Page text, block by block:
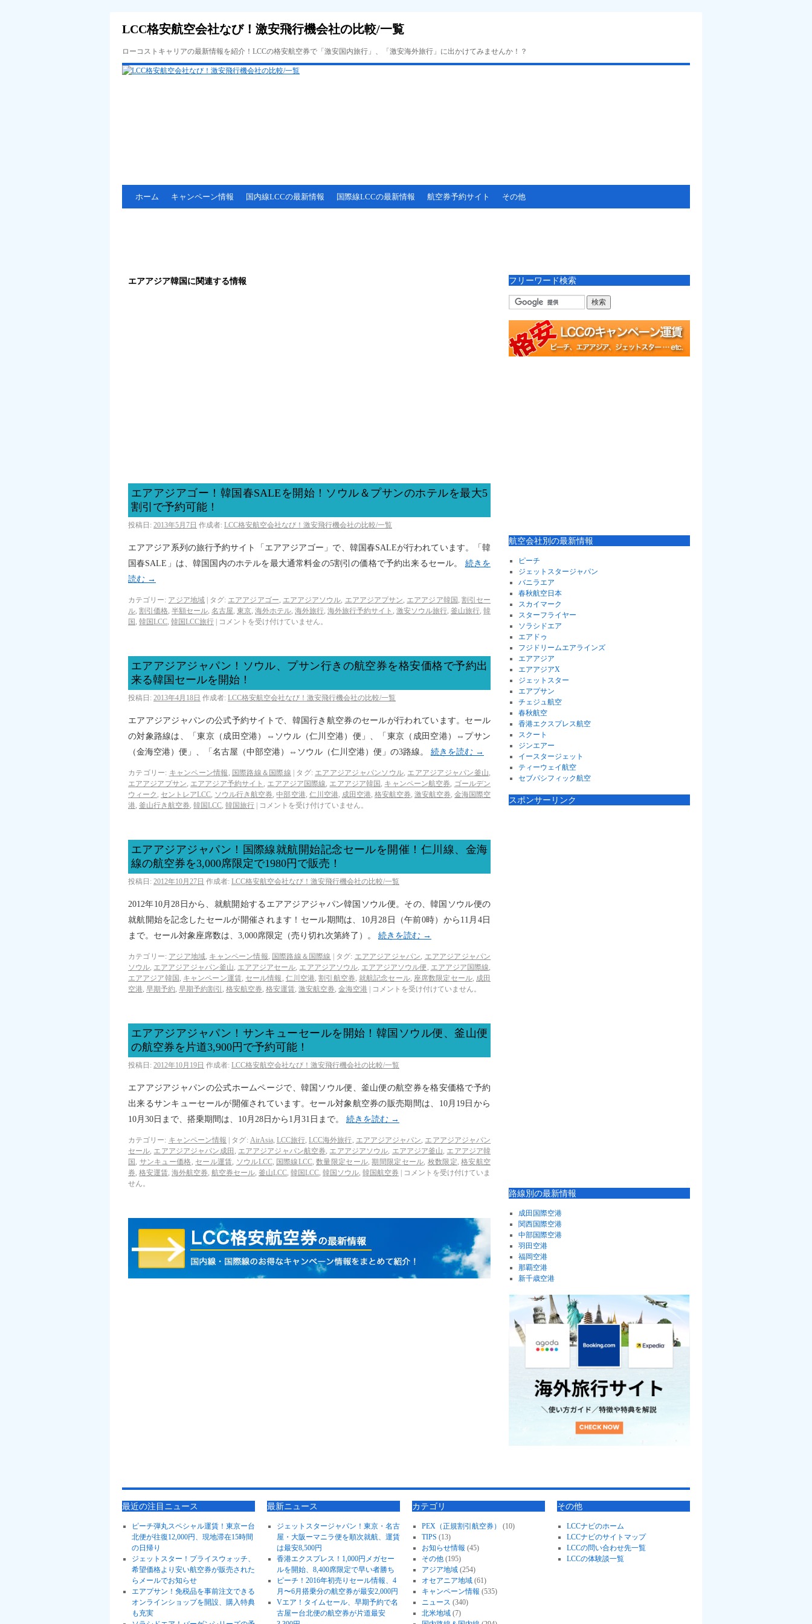
LCC格安航空会社なび！激安飛行機会社の比較/一覧
ローコストキャリアの最新情報を紹介！LCCの格安航空券で「激安国内旅行」、「激安海外旅行」に出かけてみませんか！？
ホーム キャンペーン情報 国内線LCCの最新情報 国際線LCCの最新情報 航空券予約サイト その他
エアアジア韓国に関連する情報
エアアジアゴー！韓国春SALEを開始！ソウル＆プサンのホテルを最大5
割引で予約可能！
投稿日: 2013年5月7日 作成者: LCC格安航空会社なび！激安飛行機会社の比較/一覧
エアアジア系列の旅行予約サイト「エアアジアゴー」で、韓国春SALEが行われています。「韓
国春SALE」は、韓国国内のホテルを最大通常料金の5割引の価格で予約出来るセール。 続きを
読む →
カテゴリー: アジア地域 タグ: エアアジアゴー, エアアジアソウル, エアアジアプサン, エアアジア韓国 , 割引セー
ル, 割引価格, 半額セール, 名古屋, 東京, 海外ホテル, 海外旅行, 海外旅行予約サイト , 激安ソウル旅行, 釜山旅行, 韓
国 , 韓国LCC, 韓国LCC旅行 コメントを受け付けていません。
エアアジアジャパン！ソウル、プサン行きの航空券を格安価格で予約出
来る韓国セールを開始！
投稿日: 2013年4月18日 作成者: LCC格安航空会社なび！激安飛行機会社の比較/一覧
エアアジアジャパンの公式予約サイトで、韓国行き航空券のセールが行われています。セール
の対象路線は、「東京（成田空港）⇔ソウル（仁川空港）便」、「東京（成田空港）⇔プサン
（金海空港）便」、「名古屋（中部空港）⇔ソウル（仁川空港）便」の3路線。 続きを読む →
カテゴリー: キャンペーン情報 , 国際路線＆国際線 タグ: エアアジアジャパンソウル, エアアジアジャパン釜山,
エアアジアプサン, エアアジア予約サイト , エアアジア国際線, エアアジア韓国 , キャンペーン航空券, ゴールデン
ウィーク , セントレアLCC, ソウル行き航空券,中部空港, 仁川空港, 成田空港, 格安航空券, 激安航空券,金海国際空
港, 釜山行き航空券, 韓国LCC, 韓国旅行 コメントを受け付けていません。
エアアジアジャパン！国際線就航開始記念セールを開催！仁川線、金海
線の航空券を3,000席限定で1980円で販売！
投稿日: 2012年10月27日 作成者: LCC格安航空会社なび！激安飛行機会社の比較/一覧
2012年10月28日から、就航開始するエアアジアジャパン韓国ソウル便。その、韓国ソウル便の
就航開始を記念したセールが開催されます！セール期間は、10月28日（午前0時）から11月4日
まで。セール対象座席数は、3,000席限定（売り切れ次第終了）。 続きを読む →
カテゴリー: アジア地域, キャンペーン情報, 国際路線＆国際線 タグ: エアアジアジャパン, エアアジアジャパン
ソウル, エアアジアジャパン釜山, エアアジアセール, エアアジアソウル, エアアジアソウル便 , エアアジア国際線,
エアアジア韓国 , キャンペーン運賃, セール情報 , 仁川空港,割引航空券, 就航記念セール, 座席数限定セール, 成田
空港, 早期予約, 早期予約割引 , 格安航空券, 格安運賃, 激安航空券, 金海空港 コメントを受け付けていません。
エアアジアジャパン！サンキューセールを開始！韓国ソウル便、釜山便
の航空券を片道3,900円で予約可能！
投稿日: 2012年10月19日 作成者: LCC格安航空会社なび！激安飛行機会社の比較/一覧
エアアジアジャパンの公式ホームページで、韓国ソウル便、釜山便の航空券を格安価格で予約
出来るサンキューセールが開催されています。セール対象航空券の販売期間は、10月19日から
10月30日まで、搭乗期間は、10月28日から1月31日まで。 続きを読む →
カテゴリー: キャンペーン情報 タグ: AirAsia, LCC旅行,LCC海外旅行, エアアジアジャパン, エアアジアジャパン
セール, エアアジアジャパン成田 , エアアジアジャパン航空券, エアアジアソウル, エアアジア釜山, エアアジア韓
国 , サンキュー価格 , セール運賃, ソウルLCC, 国際線LCC,数量限定セール,期間限定セール, 枚数限定,格安航空
券, 格安運賃, 海外航空券, 航空券セール, 釜山LCC, 韓国LCC, 韓国ソウル, 韓国航空券
コメントを受け付けていま
せん。
フリーワード検索
航空会社別の最新情報
ピーチ
ジェットスタージャパン
バニラエア
春秋航空日本
スカイマーク
スターフライヤー
ソラシドエア
エアドゥ
フジドリームエアラインズ
エアアジア
エアアジアX
ジェットスター
エアプサン
チェジュ航空
春秋航空
香港エクスプレス航空
スクート
ジンエアー
イースタージェット
ティーウェイ航空
セブパシフィック航空
スポンサーリンク
路線別の最新情報
成田国際空港
関西国際空港
中部国際空港
羽田空港
福岡空港
那覇空港
新千歳空港
最近の注目ニュース
ピーチ弾丸スペシャル運賃！東京ー台
北便が往復12,000円、現地滞在15時間
の日帰り
ジェットスター！プライスウォッチ、
希望価格より安い航空券が販売された
らメールでお知らせ
エアプサン！免税品を事前注文できる
オンラインショップを開設、購入特典
も充実
最新ニュース
ジェットスタージャパン！東京・名古
屋・大阪ーマニラ便を順次就航、運賃
は最安8,500円
香港エクスプレス！1,000円メガセー
ルを開始、8,400席限定で早い者勝ち
ピーチ！2016年初売りセール情報、4
月〜6月搭乗分の航空券が最安2,000円
Vエア！タイムセール、早期予約で名
古屋ー台北便の航空券が片道最安
カテゴリ
PEX（正規割引航空券）
(10)
TIPS (13)
お知らせ情報 (45)
その他(195)
アジア地域(254)
オセアニア地域(61)
キャンペーン情報 (535)
ニュース (340)
北米地域(7)
その他
LCCナビのホーム
LCCナビのサイトマップ
LCCの問い合わせ先一覧
LCCの体験談一覧